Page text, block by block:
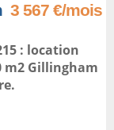
3 567 €/mois
: location
m2 Gillingham
.